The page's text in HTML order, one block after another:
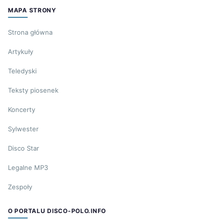
MAPA STRONY
Strona główna
Artykuły
Teledyski
Teksty piosenek
Koncerty
Sylwester
Disco Star
Legalne MP3
Zespoły
O PORTALU DISCO-POLO.INFO